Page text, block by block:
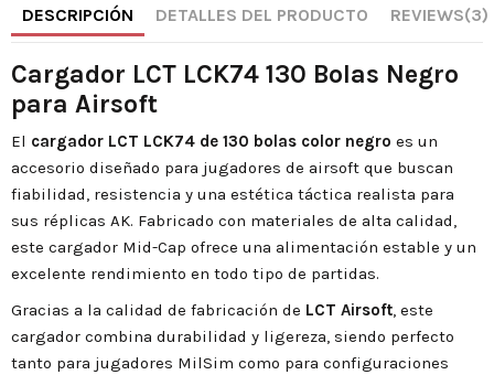
DESCRIPCIÓN DETALLES DEL PRODUCTO REVIEWS(3)
Cargador LCT LCK74 130 Bolas Negro
para Airsoft
El cargador LCT LCK74 de 130 bolas color negro es un
accesorio diseñado para jugadores de airsoft que buscan
fiabilidad, resistencia y una estética táctica realista para
sus réplicas AK. Fabricado con materiales de alta calidad,
este cargador Mid-Cap ofrece una alimentación estable y un
excelente rendimiento en todo tipo de partidas.
Gracias a la calidad de fabricación de LCT Airsoft, este
cargador combina durabilidad y ligereza, siendo perfecto
tanto para jugadores MilSim como para configuraciones